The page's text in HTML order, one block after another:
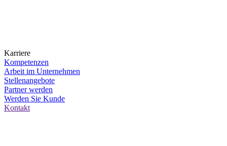
Karriere
Kompetenzen
Arbeit im Unternehmen
Stellenangebote
Partner werden
Werden Sie Kunde
Kontakt